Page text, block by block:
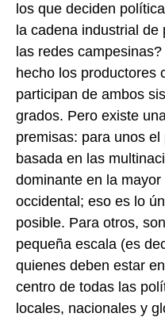
los que deciden
la cadena industrial
las redes
hecho los productores
participan de ambos
grados. Pero existe
premisas: para unos
basada en las
dominante en la
occidental; eso es lo
posible. Para otros,
pequeña escala (es
quienes deben estar
centro de todas las
locales, nacionales y